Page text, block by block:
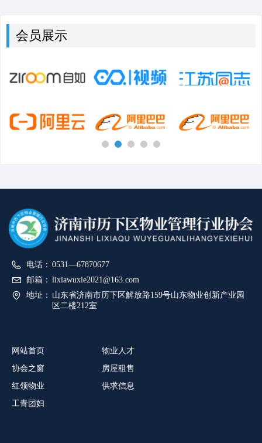
会员展示
电话： 0531—67870677
邮箱： lixiawuxie2021@163.com
地址： 山东省济南市历下区解放路159号山东物业创新产业园
区二楼212室
网站首页
协会之窗
红领物业
工青团妇
物业人才
房屋租售
供求信息